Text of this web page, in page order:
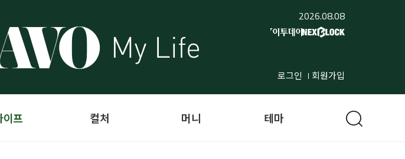
2026.08.08
로그인 회원가입
이프 컬처 머니 테마